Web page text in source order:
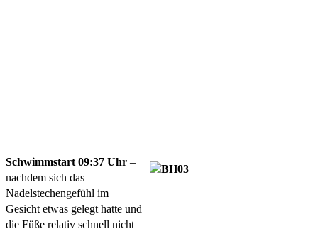
Schwimmstart 09:37 Uhr –
nachdem sich das
Nadelstechengefühl im
Gesicht etwas gelegt hatte und
die Füße relativ schnell nicht